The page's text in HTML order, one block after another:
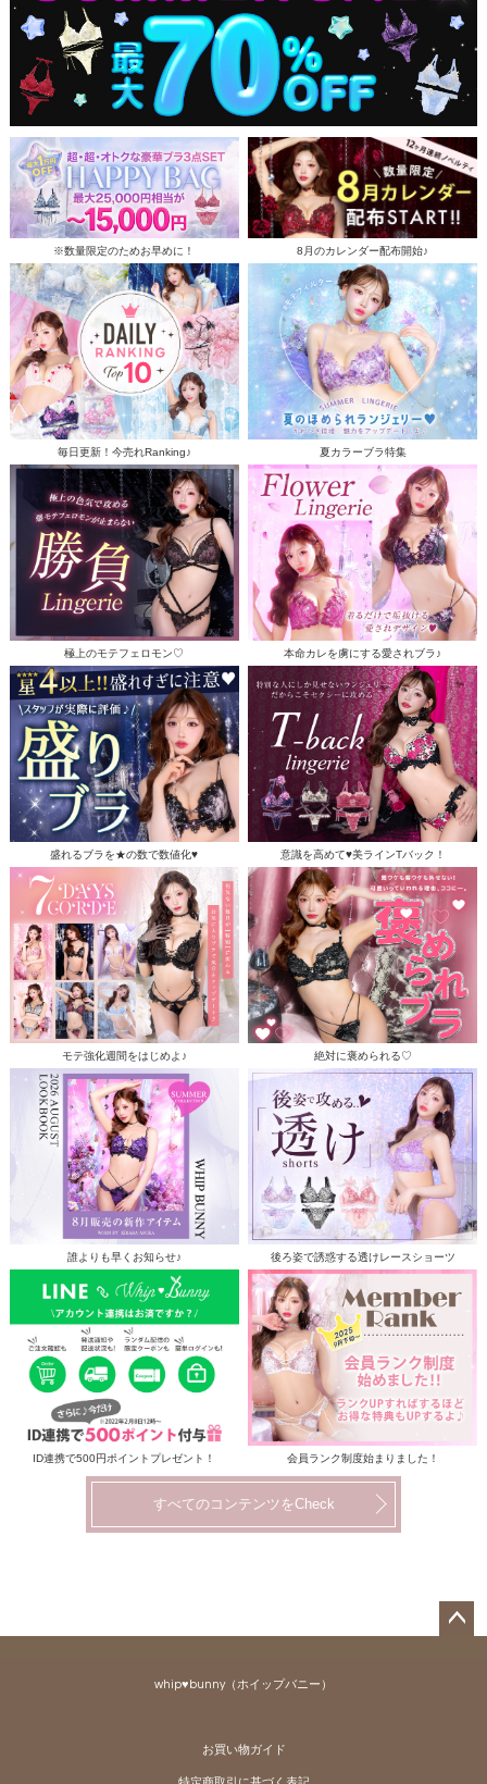
※数量限定のためお早めに！ 8月のカレンダー配布開始♪
毎日更新！今売れRanking♪ 夏カラーブラ特集
極上のモテフェロモン♡ 本命カレを虜にする愛されブラ♪
盛れるブラを★の数で数値化♥ 意識を高めて♥美ラインTバック！
モテ強化週間をはじめよ♪ 絶対に褒められる♡
誰よりも早くお知らせ♪ 後ろ姿で誘惑する透けレースショーツ
ID連携で500円ポイントプレゼント！ 会員ランク制度始まりました！
すべてのコンテンツをCheck
whip♥bunny（ホイップバニー）
お買い物ガイド